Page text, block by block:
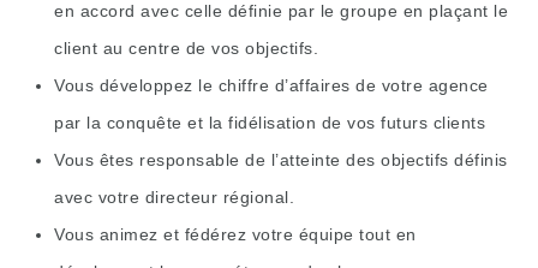
en accord avec celle définie par le groupe en plaçant le
client au centre de vos objectifs.
Vous développez le chiffre d’affaires de votre agence
par la conquête et la fidélisation de vos futurs clients
Vous êtes responsable de l’atteinte des objectifs définis
avec votre directeur régional.
Vous animez et fédérez votre équipe tout en